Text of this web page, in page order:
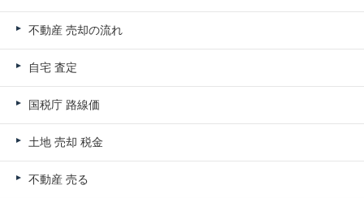
不動産 売却の流れ
自宅 査定
国税庁 路線価
土地 売却 税金
不動産 売る